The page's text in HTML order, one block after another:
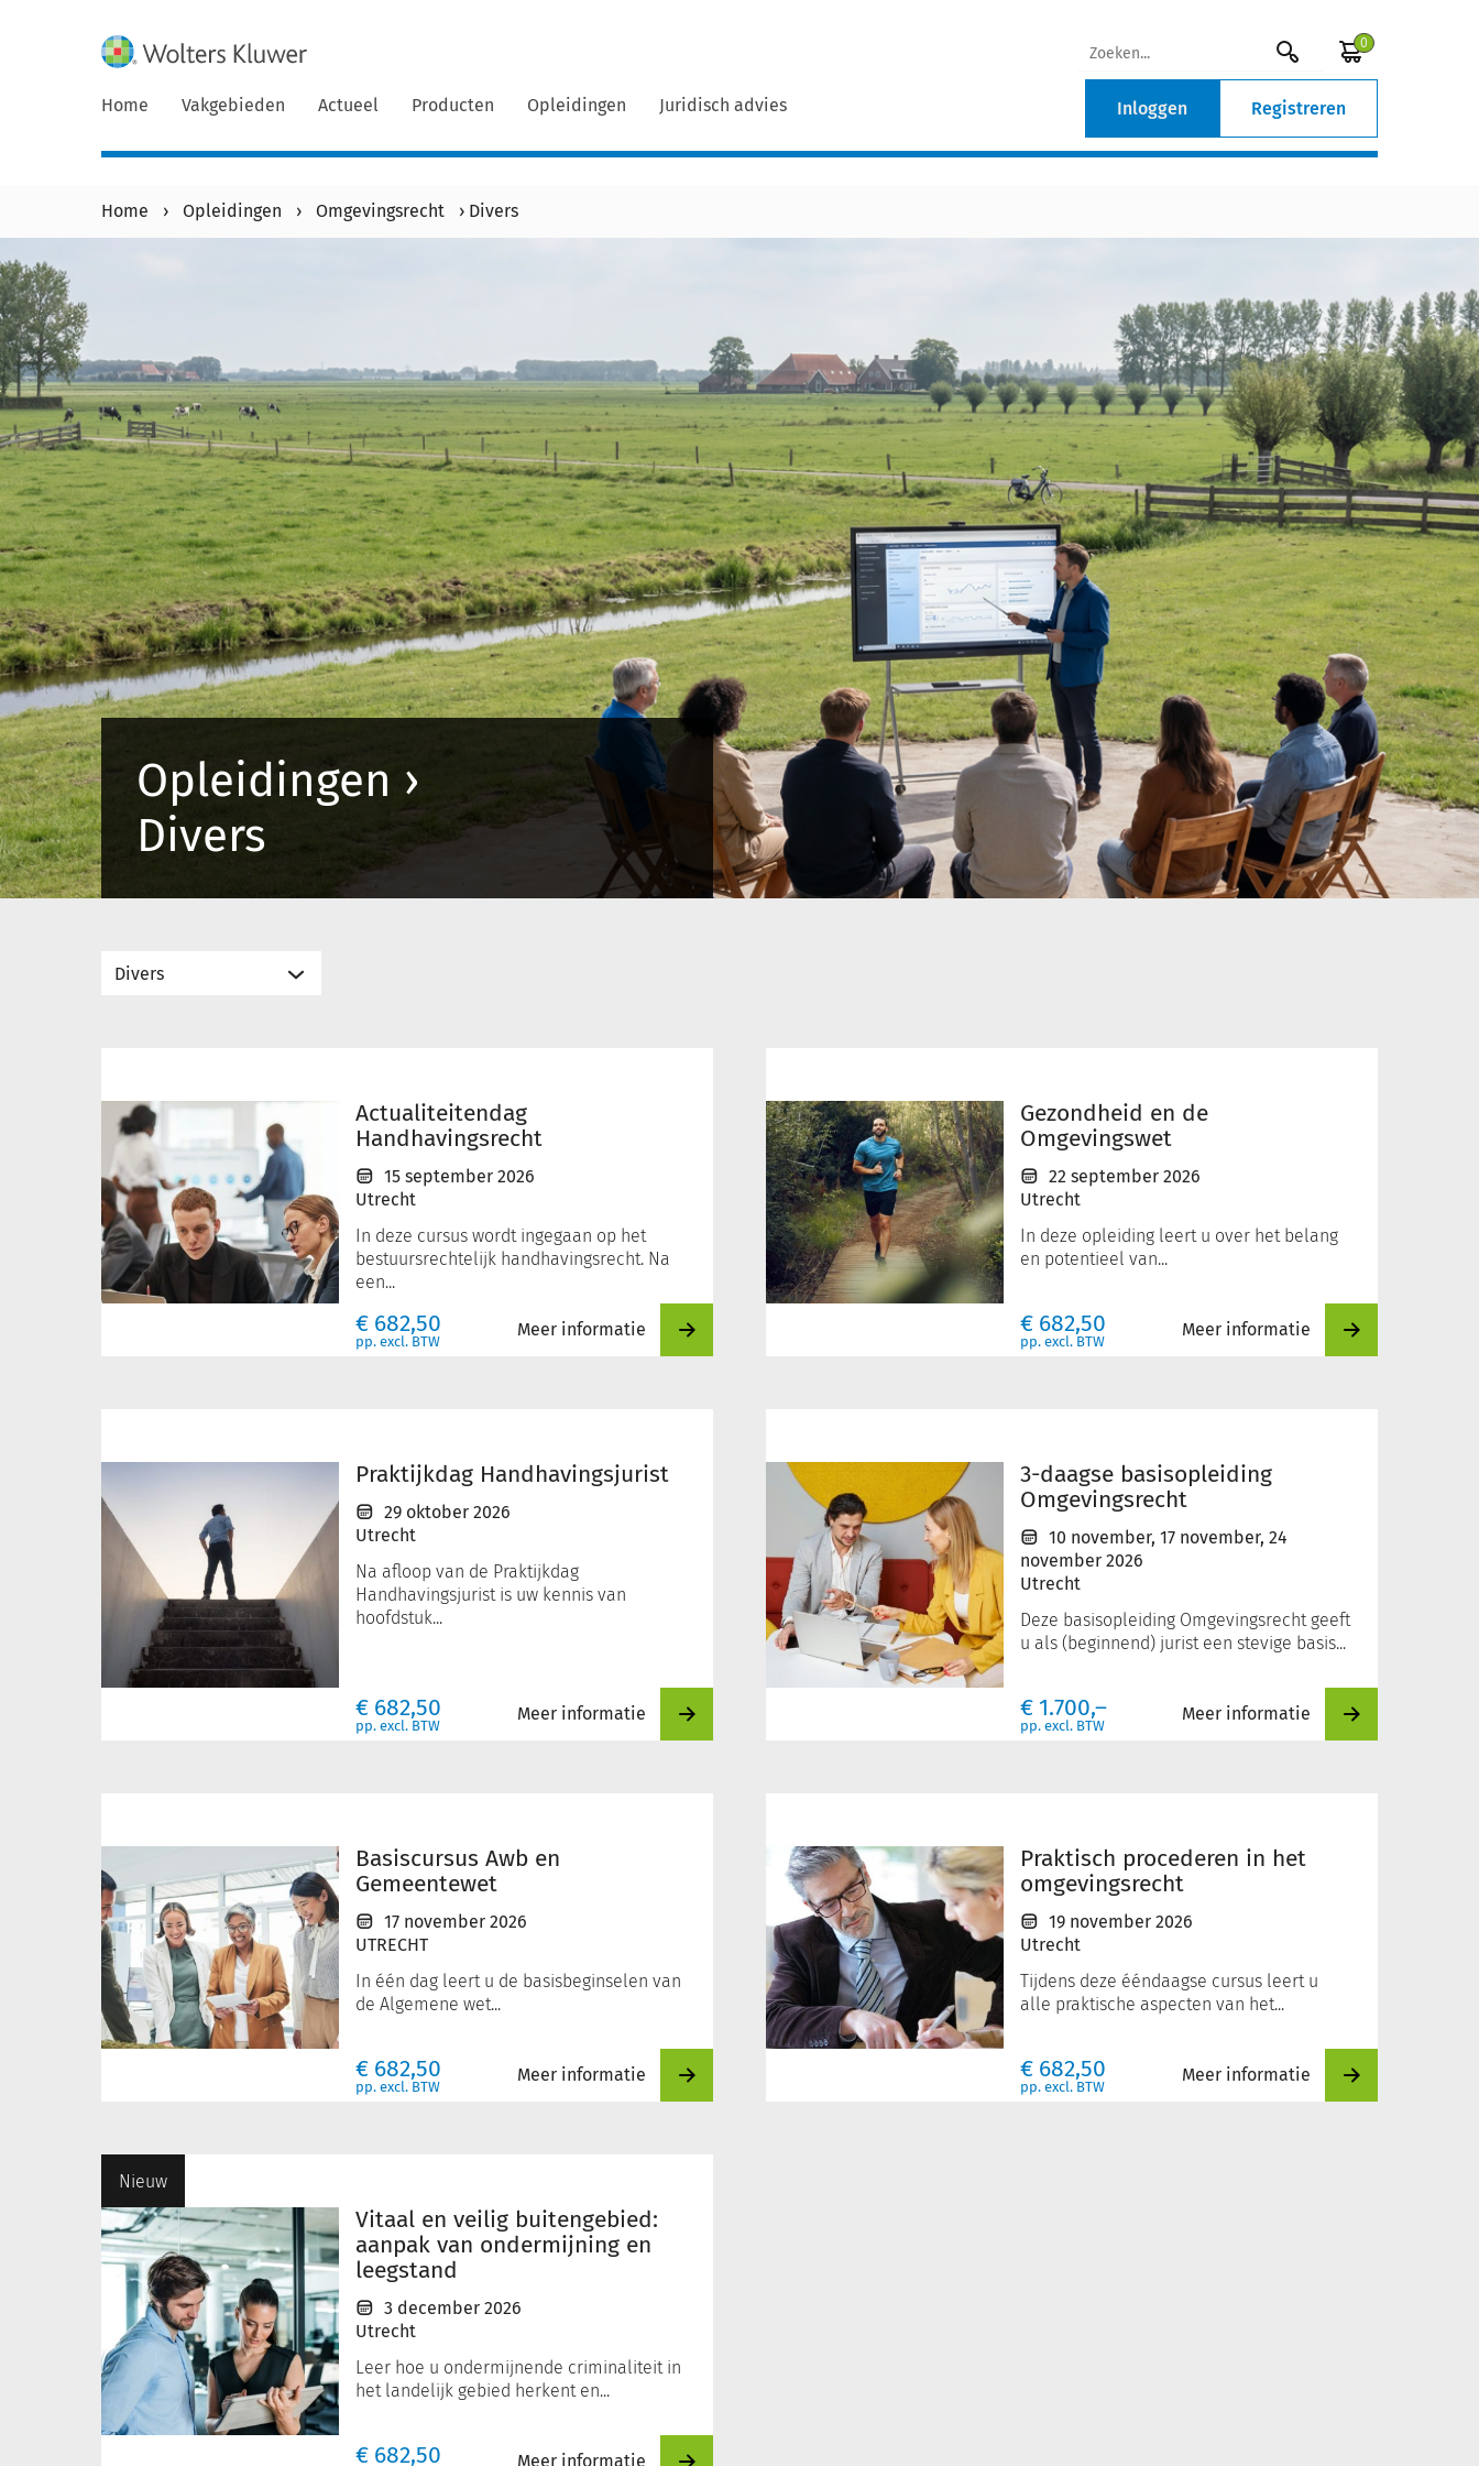
0
Home Vakgebieden Actueel Producten Opleidingen Juridisch advies Inloggen Registreren
Home › Opleidingen › Omgevingsrecht › Divers
Opleidingen ›
Divers
Actualiteitendag
Handhavingsrecht
15 september 2026
Utrecht
In deze cursus wordt ingegaan op het
bestuursrechtelijk handhavingsrecht. Na
een...
€ 682,50
pp. excl. BTW
Meer informatie
Gezondheid en de
Omgevingswet
22 september 2026
Utrecht
In deze opleiding leert u over het belang
en potentieel van...
€ 682,50
pp. excl. BTW
Meer informatie
de
Omgevingswet
Praktijkdag Handhavingsjurist
29 oktober 2026
Utrecht
Na afloop van de Praktijkdag
Handhavingsjurist is uw kennis van
hoofdstuk...
€ 682,50
pp. excl. BTW
Meer informatie
3-daagse basisopleiding
Omgevingsrecht
10 november, 17 november, 24
november 2026
Utrecht
Deze basisopleiding Omgevingsrecht geeft
u als (beginnend) jurist een stevige basis...
€ 1.700,–
pp. excl. BTW
Meer informatie
basisopleiding
Omgevingsrecht
Basiscursus Awb en
Gemeentewet
17 november 2026
UTRECHT
In één dag leert u de basisbeginselen van
de Algemene wet...
€ 682,50
pp. excl. BTW
Meer informatie
en
Gemeentewet
Praktisch procederen in het
omgevingsrecht
19 november 2026
Utrecht
Tijdens deze ééndaagse cursus leert u
alle praktische aspecten van het...
€ 682,50
pp. excl. BTW
Meer informatie
het
omgevingsrecht
Nieuw
Vitaal en veilig buitengebied:
aanpak van ondermijning en
leegstand
3 december 2026
Utrecht
Leer hoe u ondermijnende criminaliteit in
het landelijk gebied herkent en...
€ 682,50 Meer informatie
en
veilig
buitengebied:
aanpak
van
ondermijning
en
leegstand